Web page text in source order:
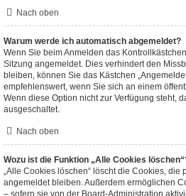
Nach oben
Warum werde ich automatisch abgemeldet?
Wenn Sie beim Anmelden das
Sitzung angemeldet. Dies verhindert den
bleiben, können Sie das Kästchen
empfehlenswert, wenn Sie sich an einem
Wenn diese Option nicht zur Verfügung steht,
ausgeschaltet.
Nach oben
Wozu ist die Funktion „Alle Cookies
„Alle Cookies löschen“ löscht die Cookies,
angemeldet bleiben. Außerdem ermöglichen
– sofern sie von der Board-Administration